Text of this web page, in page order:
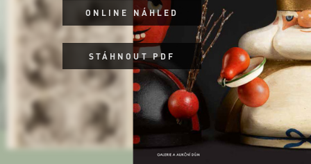
ONLINE NÁHLED
STÁHNOUT PDF